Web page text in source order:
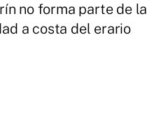
no forma parte de la
a costa del erario